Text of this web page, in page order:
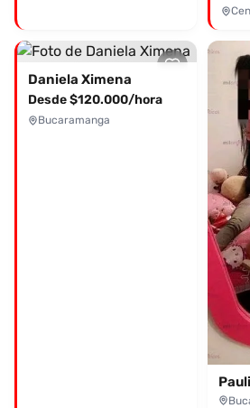
Daniela Ximena
Desde $120.000/hora
Bucaramanga